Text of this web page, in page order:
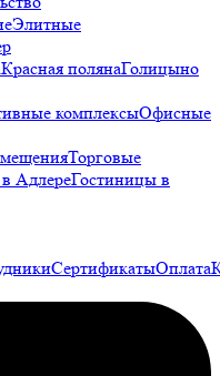
Элитные
Красная полянаГолицыно
комплексыОфисные
Торговые
АдлереГостиницы в
СертификатыОплата